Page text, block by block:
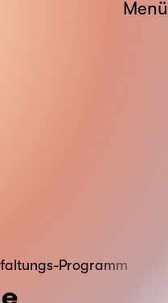
Menü
Programm